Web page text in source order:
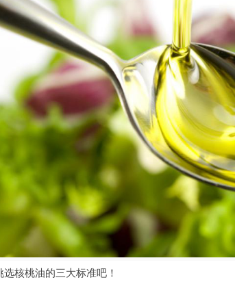
核桃油的三大标准吧！